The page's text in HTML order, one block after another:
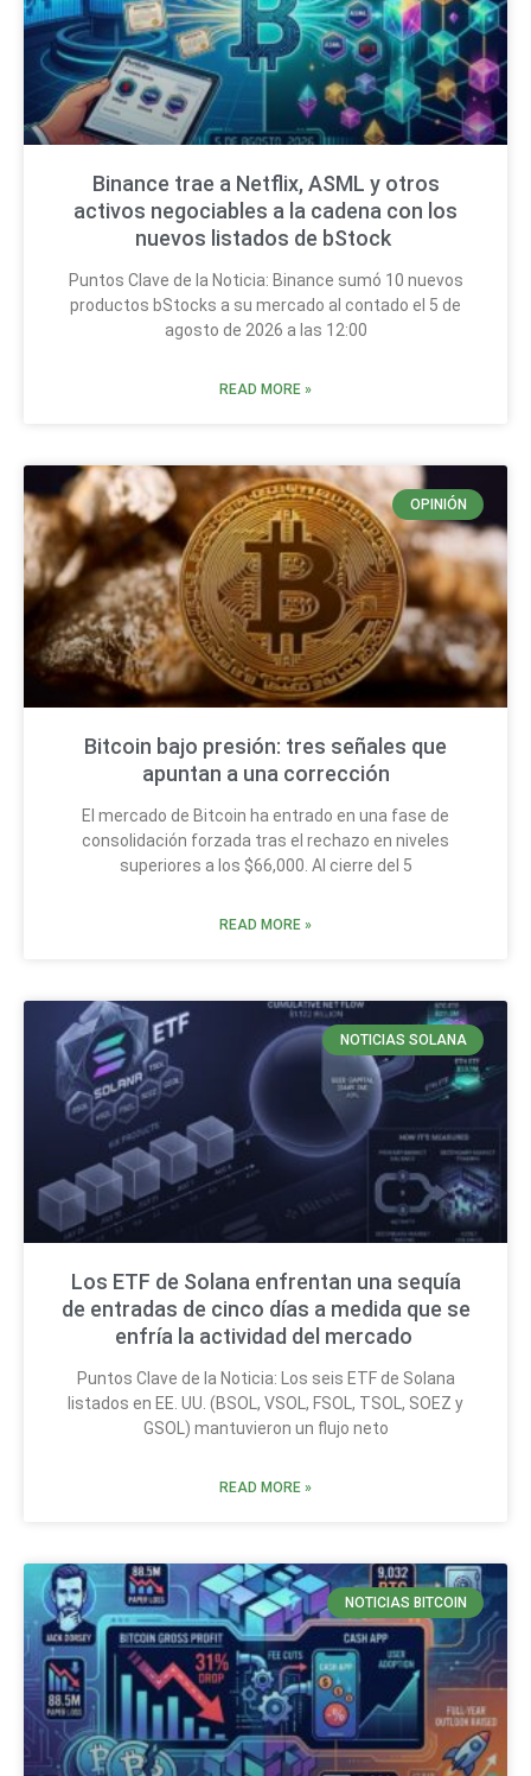
Binance trae a Netflix, ASML y otros
activos negociables a la cadena con los
nuevos listados de bStock
Puntos Clave de la Noticia: Binance sumó 10 nuevos
productos bStocks a su mercado al contado el 5 de
agosto de 2026 a las 12:00
READ MORE »
OPINIÓN
Bitcoin bajo presión: tres señales que
apuntan a una corrección
El mercado de Bitcoin ha entrado en una fase de
consolidación forzada tras el rechazo en niveles
superiores a los $66,000. Al cierre del 5
READ MORE »
NOTICIAS SOLANA
Los ETF de Solana enfrentan una sequía
de entradas de cinco días a medida que se
enfría la actividad del mercado
Puntos Clave de la Noticia: Los seis ETF de Solana
listados en EE. UU. (BSOL, VSOL, FSOL, TSOL, SOEZ y
GSOL) mantuvieron un flujo neto
READ MORE »
NOTICIAS BITCOIN